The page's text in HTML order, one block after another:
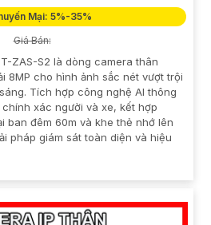
Mại: 5%-35%
Giá Bán:
ZAS-S2 là dòng camera thân
8MP cho hình ảnh sắc nét vượt trội
Tích hợp công nghệ AI thông
xác người và xe, kết hợp
ban đêm 60m và khe thẻ nhớ lên
pháp giám sát toàn diện và hiệu